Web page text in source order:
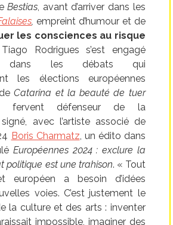
Bestias , avant d’arriver dans les
,empreint d’humour et de
les consciences au risque
Tiago Rodrigues s’est engagé
dans les débats qui
les élections européennes
deCatarina et la beauté de tuer
fervent défenseur de la
avec l’artiste associé de
Boris Charmatz , un édito dans
Européennes 2024 : exclure la
politique est une trahison. « Tout
européen a besoin d’idées
voies. C’est justement le
la culture et des arts : inventer
impossible, imaginer des